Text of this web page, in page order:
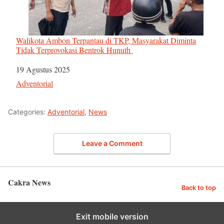
Walikota Ambon Terpantau di TKP, Masyarakat Diminta
Tidak Terprovokasi Bentrok Hunuth
Tanggal
19 Agustus 2025
Sehubungan dengan
Adventorial
Categories: Adventorial, News
Leave a Comment
Cakra News Back to top
Exit mobile version